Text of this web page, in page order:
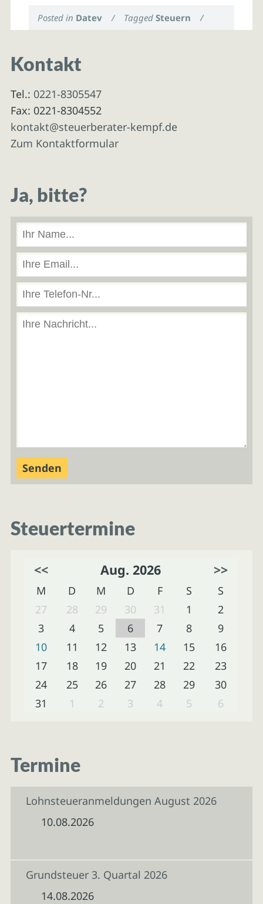
Posted in Datev / TaggedSteuern /
Kontakt
Tel.: 0221-8305547
Fax: 0221-8304552
kontakt@steuerberater-kempf.de
Zum Kontaktformular
Ja, bitte?
Steuertermine
<< Aug. 2026 >>
M D M D F S
S
27
28 29 30 31 1
2
3
4 5 6 7 8
9
10
11 12 13 14 15
16
17
18 19 20 21 22
23
24
25 26 27 28 29
30
31
1 2 3 4 5 6
Termine
Lohnsteueranmeldungen August 2026
10.08.2026
Grundsteuer 3. Quartal 2026
14.08.2026